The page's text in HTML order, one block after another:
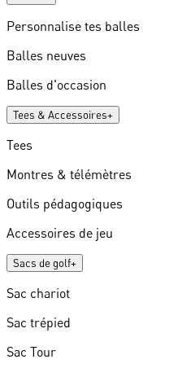
Personnalise tes balles
Balles neuves
Balles d'occasion
Tees & Accessoires+
Tees
Montres & télémètres
Outils pédagogiques
Accessoires de jeu
Sacs de golf+
Sac chariot
Sac trépied
Sac Tour